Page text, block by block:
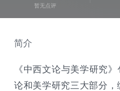
暂无点评
简介
《中西文论与美学研究
论和美学研究三大部分